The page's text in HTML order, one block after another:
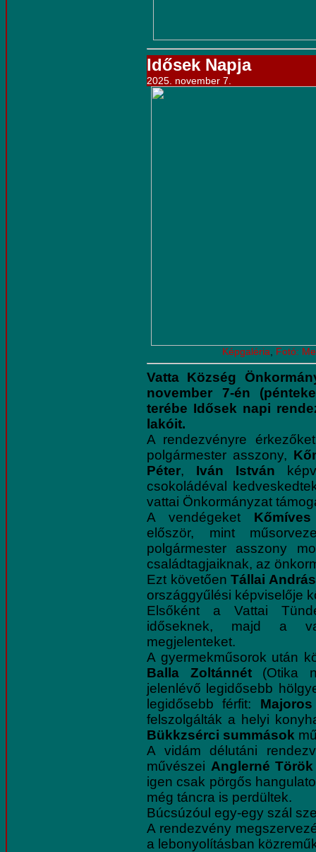
Idősek Napja
2025. november 7.
Képgaléria Fotó:
Vatta Község
november 7-én
terébe Idősek napi
lakóit.
A rendezvényre
polgármester asszony,
Péter, Iván István
csokoládéval
vattai Önkormányzat
A vendégeket
először, mint
polgármester asszony
családtagjaiknak, az
Ezt követőenTállai András
országgyűlési képviselője
Elsőként a Vattai
időseknek, majd a
megjelenteket.
A gyermekműsorok után
Balla Zoltánnét(Otika
jelenlévő legidősebb
legidősebb férfit:
felszolgálták a helyi
Bükkzsérci summások
A vidám délutáni
művészei Anglerné
igen csak pörgős
még táncra is perdültek.
Búcsúzóul egy-egy szál
A rendezvény
a lebonyolításban